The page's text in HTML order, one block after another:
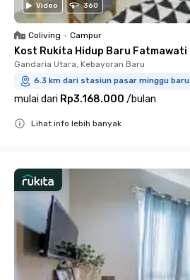
Video 360
Coliving • Campur
Kost Rukita Hidup Baru Fatmawati
Gandaria Utara, Kebayoran Baru
6.3 km dari stasiun pasar minggu baru
mulai dari Rp3.168.000 /bulan
Lihat info lebih banyak